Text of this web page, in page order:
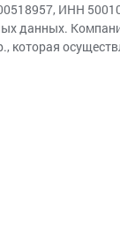
ИНН
данных.
которая